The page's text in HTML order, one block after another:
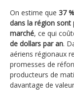
On estime que 37
dans la région
marché, ce qui
de dollars par an.
aériens régionaux
promesses de
producteurs de
davantage de